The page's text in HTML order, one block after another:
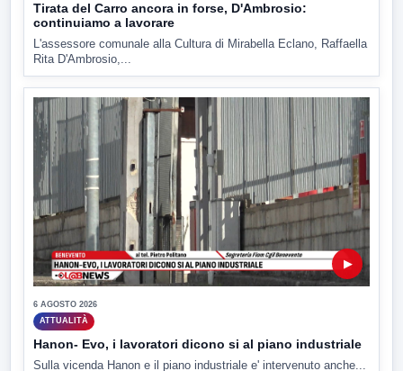
Tirata del Carro ancora in forse, D'Ambrosio:
continuiamo a lavorare
L'assessore comunale alla Cultura di Mirabella Eclano, Raffaella
Rita D'Ambrosio,...
▶
6 AGOSTO 2026
ATTUALITÀ
Hanon- Evo, i lavoratori dicono si al piano industriale
Sulla vicenda Hanon e il piano industriale e' intervenuto anche...